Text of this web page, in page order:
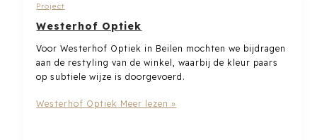
Project
Westerhof Optiek
Voor Westerhof Optiek in Beilen mochten we bijdragen
aan de restyling van de winkel, waarbij de kleur paars
op subtiele wijze is doorgevoerd.
Westerhof Optiek Meer lezen »